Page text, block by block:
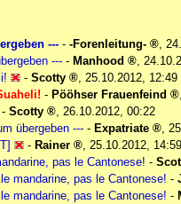
--- - -Forenleitung-
--- - Manhood
- Scotty
25.10.2012, 12:49
- Pööhser Frauenfeind
- Scotty
26.10.2012, 00:22
übergeben --- - Expatriate
- Rainer
25.10.2012, 14:59
pas le Cantonese! -
mandarine, pas le Cantonese! -
mandarine, pas le Cantonese! -